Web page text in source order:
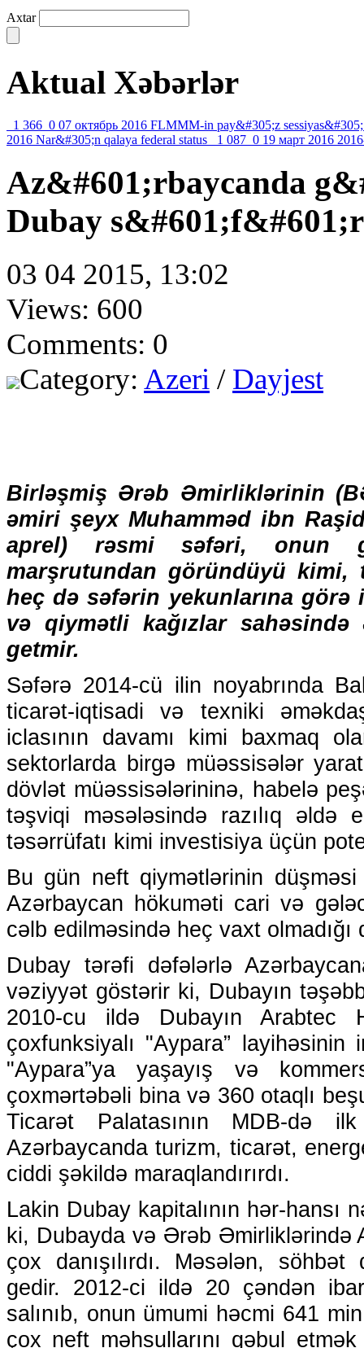
Axtar
Aktual Xəbərlər
1 366 0 07 октябрь 2016 FLMMM-in pay&#305;z sessiyas&#305;
2016 Nar&#305;n qalaya federal status 1 087 0 19 март 2016
Az&#601;rbaycanda
Dubay
03 04 2015, 13:02
Views: 600
Comments: 0
Category: Azeri / Dayjest
Birləşmiş Ərəb Əmirliklərinin
əmiri şeyx Muhamməd ibn
aprel) rəsmi səfəri, onun
marşrutundan göründüyü kimi,
heç də səfərin yekunlarına görə
və qiymətli kağızlar sahəsində
getmir.
Səfərə 2014-cü ilin noyabrında
ticarət-iqtisadi və texniki
iclasının davamı kimi baxmaq
sektorlarda birgə müəssisələr
dövlət müəssisələrininə, habelə
təşviqi məsələsində razılıq əldə
təsərrüfatı kimi investisiya üçün
Bu gün neft qiymətlərinin
Azərbaycan hökuməti cari və
cəlb edilməsində heç vaxt olmadığı
Dubay tərəfi dəfələrlə
vəziyyət göstərir ki, Dubayın
2010-cu ildə Dubayın Arabtec
çoxfunksiyalı "Aypara”
"Aypara”ya yaşayış və
çoxmərtəbəli bina və 360 otaqlı
Ticarət Palatasının MDB-də
Azərbaycanda turizm, ticarət,
ciddi şəkildə maraqlandırırdı.
Lakin Dubay kapitalının hər-hansı
ki, Dubayda və Ərəb Əmirliklərində
çox danışılırdı. Məsələn, söhbət
gedir. 2012-ci ildə 20 çəndən
salınıb, onun ümumi həcmi 641
çox neft məhsullarını qəbul